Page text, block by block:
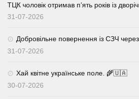
ТЦК чоловік отримав п’ять років із
31-07-2026
Добровільне повернення із СЗЧ
31-07-2026
Хай квітне українське поле. 🌾🇺🇦
30-07-2026